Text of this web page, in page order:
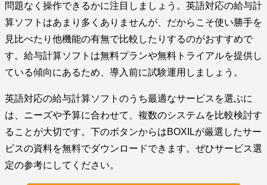
問題なく操作できるかに注目しましょう。英語対応の給与計
算ソフトはあまり多くありませんが、だからこそ使い勝手を
見比べたり他機能の有無で比較したりするのがおすすめで
す。給与計算ソフトは無料プランや無料トライアルを提供し
ている傾向にあるため、導入前に試験運用しましょう。
英語対応の給与計算ソフトのうち最適なサービスを選ぶに
は、ニーズや予算に合わせて、複数のシステムを比較検討す
ることが大切です。下のボタンからはBOXILが厳選したサー
ビスの資料を無料でダウンロードできます。ぜひサービス選
定の参考にしてください。